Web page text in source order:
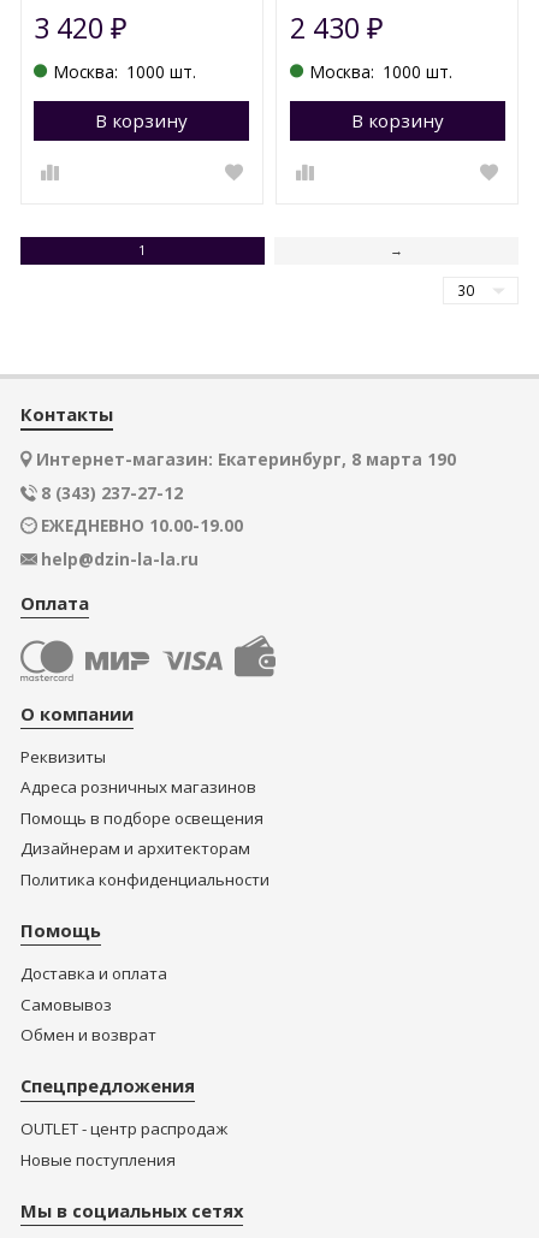
3 420₽
Москва: 1000 шт.
В корзину Перейти в корзину
2 430 ₽
Москва: 1000 шт.
В корзину
1 →
Контакты
Интернет-магазин: Екатеринбург, 8 марта 190
8 (343) 237-27-12
ЕЖЕДНЕВНО 10.00-19.00
help@dzin-la-la.ru
Оплата
О компании
Реквизиты
Адреса розничных магазинов
Помощь в подборе освещения
Дизайнерам и архитекторам
Политика конфиденциальности
Помощь
Доставка и оплата
Самовывоз
Обмен и возврат
Спецпредложения
OUTLET - центр распродаж
Новые поступления
Мы в социальных сетях